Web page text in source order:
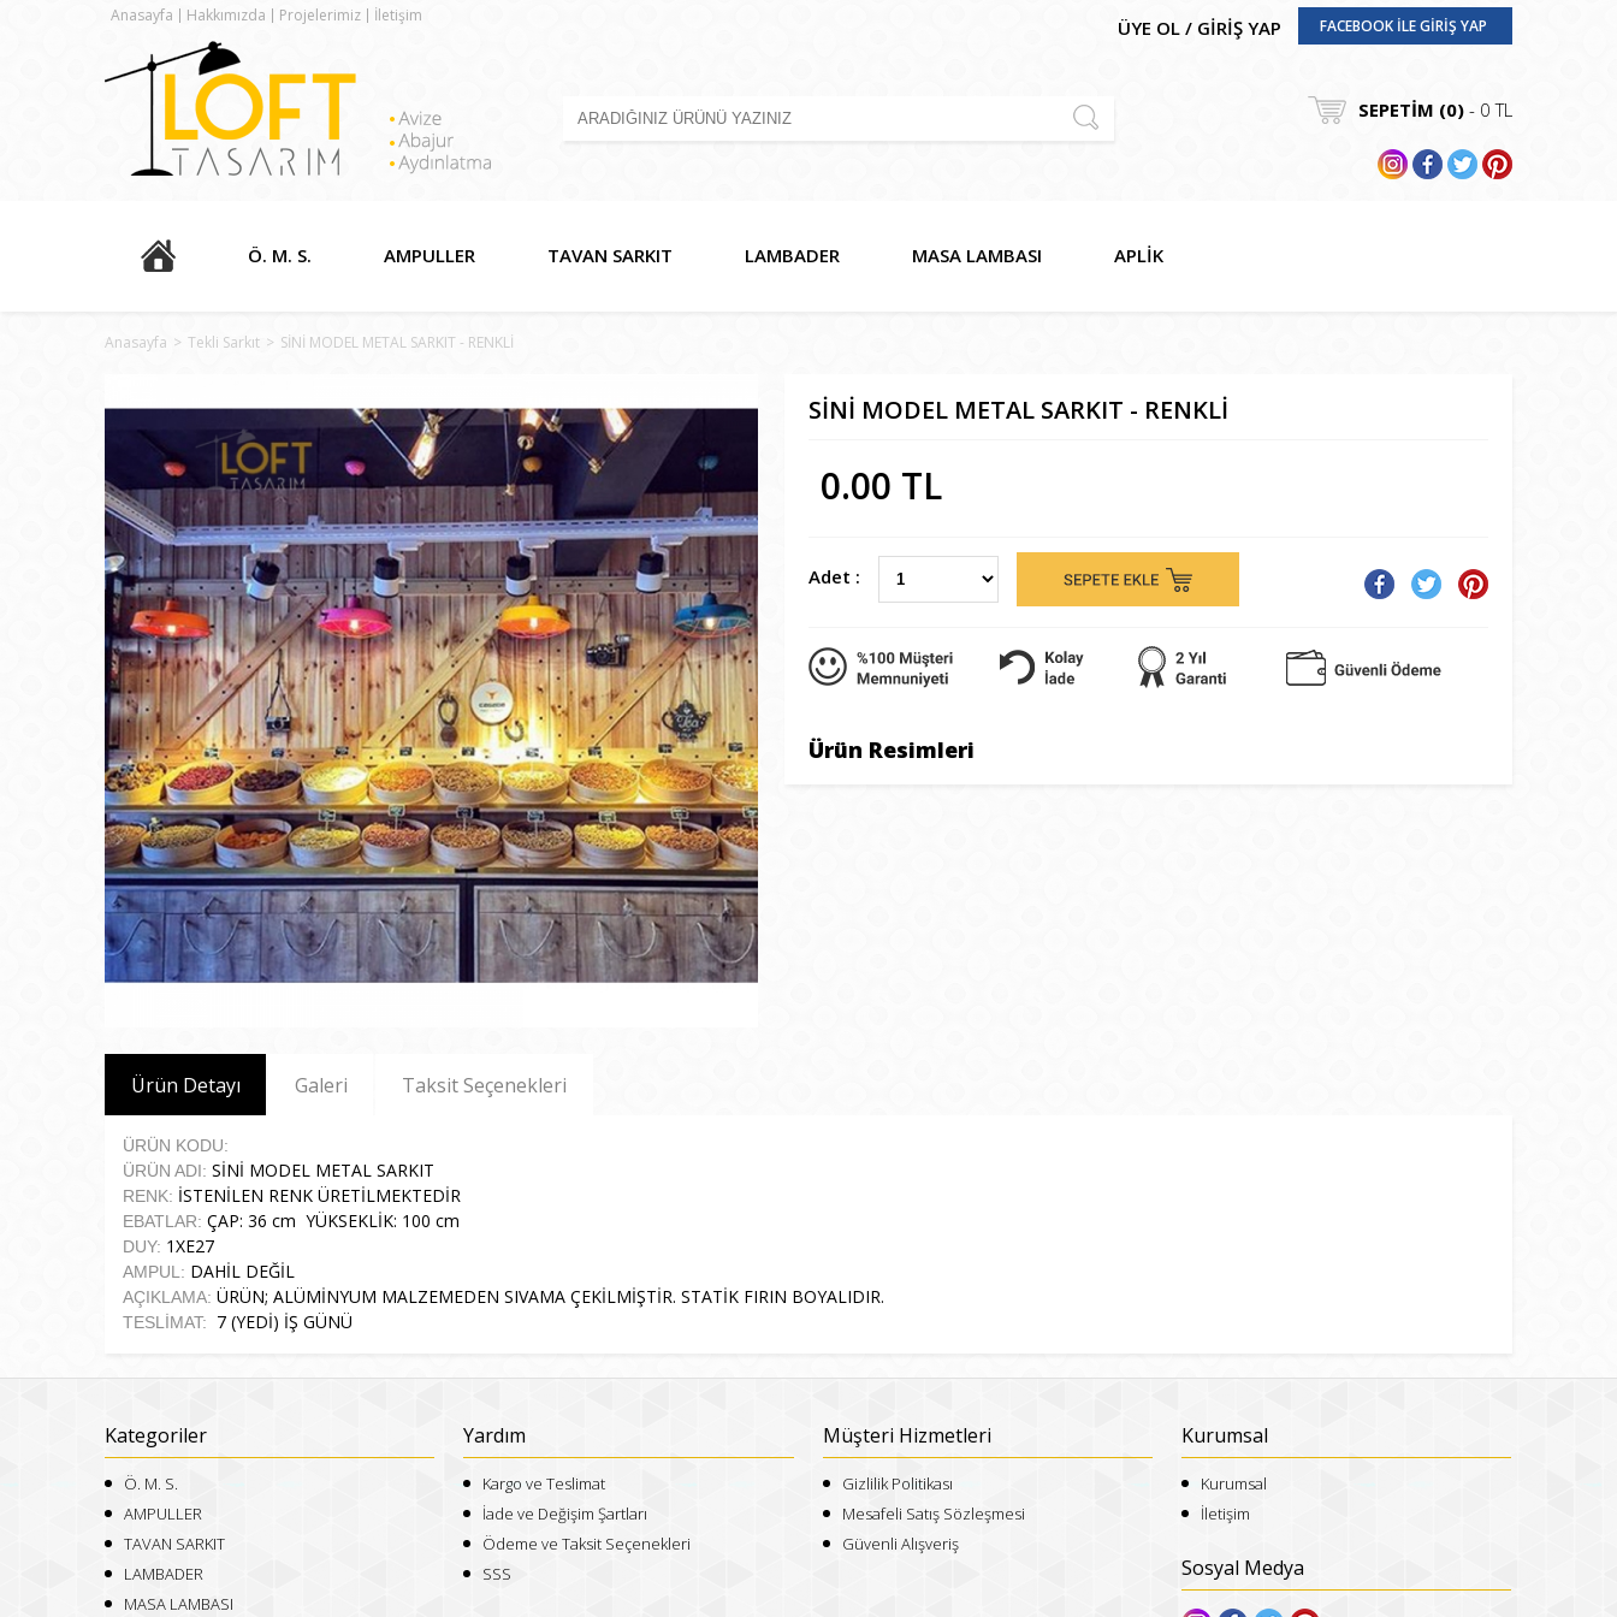
Anasayfa Hakkımızda Projelerimiz İletişim
ÜYE OL / GİRİŞ YAP FACEBOOK İLE GİRİŞ YAP
SEPETİM (0) - 0 TL
Ö. M. S. AMPULLER TAVAN SARKIT LAMBADER MASA LAMBASI APLİK
Anasayfa > Tekli Sarkıt > SİNİ MODEL METAL SARKIT - RENKLİ
SİNİ MODEL METAL SARKIT - RENKLİ
0.00 TL
Adet :
Ürün Resimleri
Ürün Detayı Galeri Taksit Seçenekleri
ÜRÜN KODU:
ÜRÜN ADI: SİNİ MODEL METAL SARKIT
RENK: İSTENİLEN RENK ÜRETİLMEKTEDİR
EBATLAR: ÇAP: 36 cm YÜKSEKLİK: 100 cm
DUY: 1XE27
AMPUL: DAHİL DEĞİL
AÇIKLAMA: ÜRÜN; ALÜMİNYUM MALZEMEDEN SIVAMA ÇEKİLMİŞTİR. STATİK FIRIN BOYALIDIR.
TESLİMAT: 7 (YEDİ) İŞ GÜNÜ
Kategoriler
Ö. M. S.
AMPULLER
TAVAN SARKIT
LAMBADER
MASA LAMBASI
Yardım
Kargo ve Teslimat
İade ve Değişim Şartları
Ödeme ve Taksit Seçenekleri
SSS
Müşteri Hizmetleri
Gizlilik Politikası
Mesafeli Satış Sözleşmesi
Güvenli Alışveriş
Kurumsal
Kurumsal
İletişim
Sosyal Medya